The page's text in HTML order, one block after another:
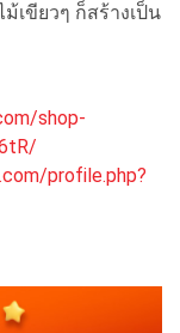
เขียวๆ ก็สร้างเป็น
shop-
profile.php?